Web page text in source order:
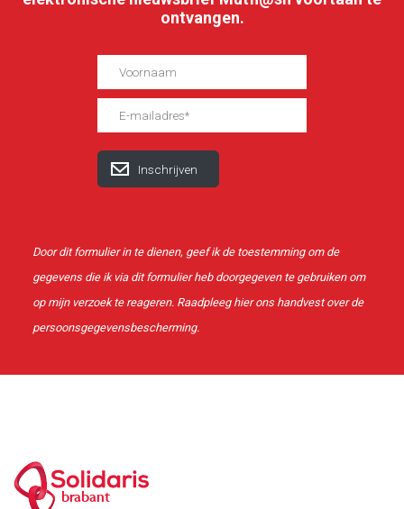
ontvangen.
Door dit formulier in te dienen, geef ik de toestemming om de
gegevens die ik via dit formulier heb doorgegeven te gebruiken om
op mijn verzoek te reageren. Raadpleeg hierons handvest over de
persoonsgegevensbescherming.
brabant